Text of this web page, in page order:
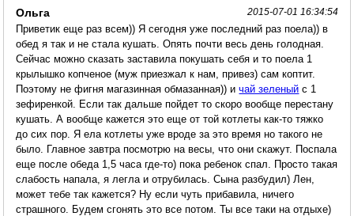
Ольга 2015-07-01 16:34:54
Приветик еще раз всем)) Я сегодня уже последний раз поела)) в
обед я так и не стала кушать. Опять почти весь день голодная.
Сейчас можно сказать заставила покушать себя и то поела 1
крылышко копченое (муж приезжал к нам, привез) сам коптит.
Поэтому не фигня магазинная обмазанная)) ичай зеленый с 1
зефиренкой. Если так дальше пойдет то скоро вообще перестану
кушать. А вообще кажется это еще от той котлеты как-то тяжко
до сих пор. Я ела котлеты уже вроде за это время но такого не
было. Главное завтра посмотрю на весы, что они скажут. Поспала
еще после обеда 1,5 часа где-то) пока ребенок спал. Просто такая
слабость напала, я легла и отрубилась. Сына разбудил) Лен,
может тебе так кажется? Ну если чуть прибавила, ничего
страшного. Будем сгонять это все потом. Ты все таки на отдыхе)